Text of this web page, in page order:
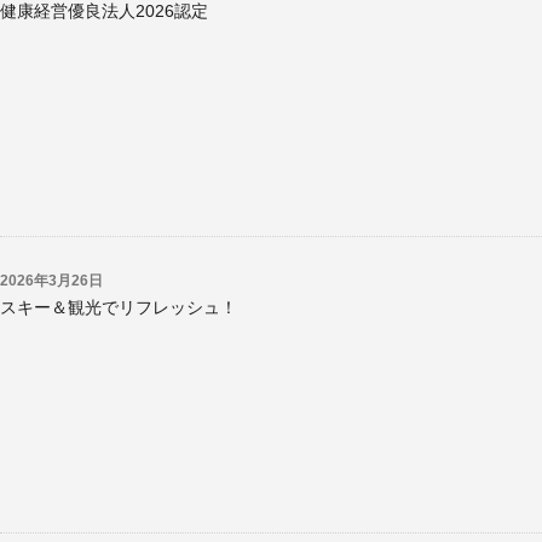
健康経営優良法人2026認定
2026年3月26日
スキー＆観光でリフレッシュ！